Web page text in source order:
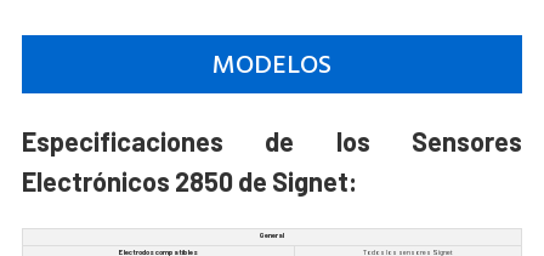
MODELOS
Especificaciones de los Sensores
Electrónicos 2850 de Signet:
General
Electrodos compatibles
Todos los sensores Signet